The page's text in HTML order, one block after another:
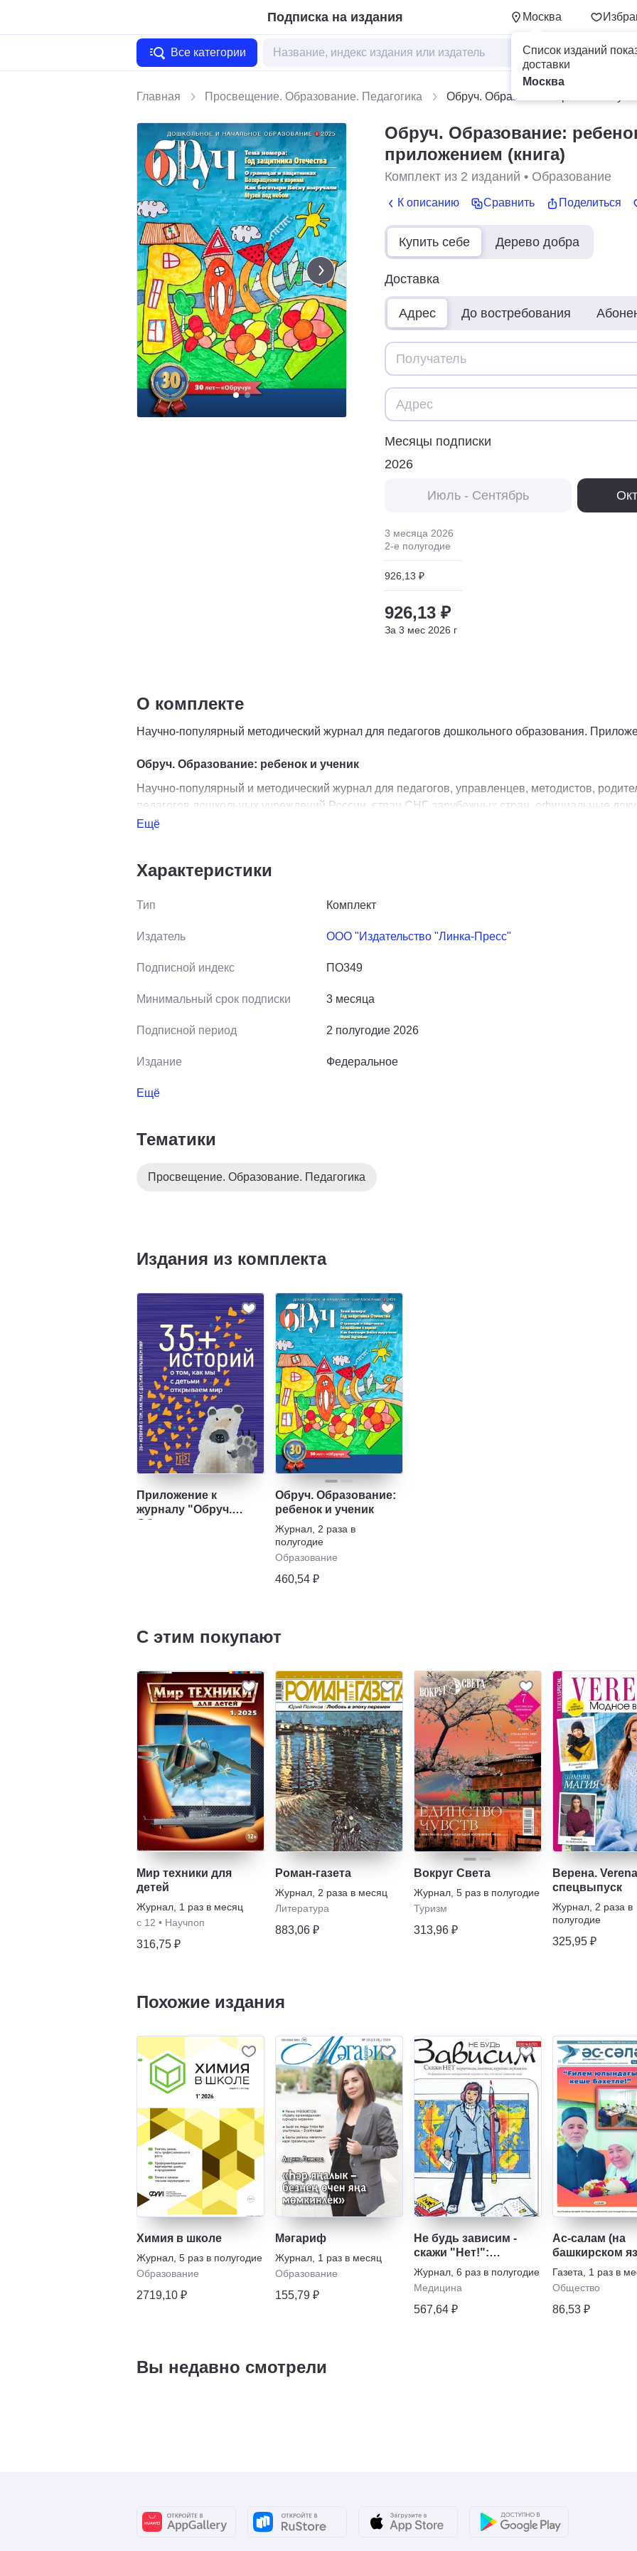
Подписка на издания Москва
Список изданий
доставки
Москва
Все категории
Главная Просвещение. Образование. Педагогика Обруч. Образование: ребенок и
Обруч. Образование:
приложением (книга)
Комплект из 2 изданий • Образование
К описанию Сравнить Поделиться
Купить себе Дерево добра
Доставка
Адрес До востребования
Месяцы подписки
2026
Июль - Сентябрь
3 месяца 2026
2-е полугодие
926,13 ₽
926,13 ₽
За 3 мес 2026 г
О комплекте
Научно-популярный методический журнал для педагогов дошкольного образования.
Обруч. Образование: ребенок и ученик
Научно-популярный и методический журнал для педагогов, управленцев, методистов,
педагогов дошкольных учреждений России, стран СНГ, зарубежных стран, официальные
документы, разработанные в регионах. Большое внимание уделяется вопросам психологии,
Приложение к журналу "Обруч. Образование: ребенок и ученик"
Ещё
Характеристики
Тип Комплект
Издатель ООО "Издательство "Линка-Пресс"
Подписной индекс ПО349
Минимальный срок подписки 3 месяца
Подписной период 2 полугодие 2026
Издание Федеральное
Ещё
Тематики
Просвещение. Образование. Педагогика
Издания из комплекта
Приложение к
журналу "Обруч.
Образование:
Обруч. Образование:
ребенок и ученик
Журнал 2 раза в
полугодие
Образование
460,54 ₽
С этим покупают
Мир техники для
детей
Журнал 1 раз в месяц
с 12 • Научпоп
316,75 ₽
Роман-газета
Журнал 2 раза в месяц
Литература
883,06 ₽
Вокруг Света
Журнал 5 раз в полугодие
Туризм
313,96 ₽
Верена. Verena
спецвыпуск
Журнал 2 раза в
полугодие
325,95 ₽
Похожие издания
Химия в школе
Журнал 5 раз в полугодие
Образование
2719,10 ₽
Мәгариф
Журнал 1 раз в месяц
Образование
155,79 ₽
Не будь зависим -
скажи "Нет!":
наркотикам,
алкоголю, курению,
игромании
Журнал 6 раз в полугодие
Медицина
567,64 ₽
Ас-салам (на
башкирском
Газета
1 раз в
Общество
86,53 ₽
Вы недавно смотрели